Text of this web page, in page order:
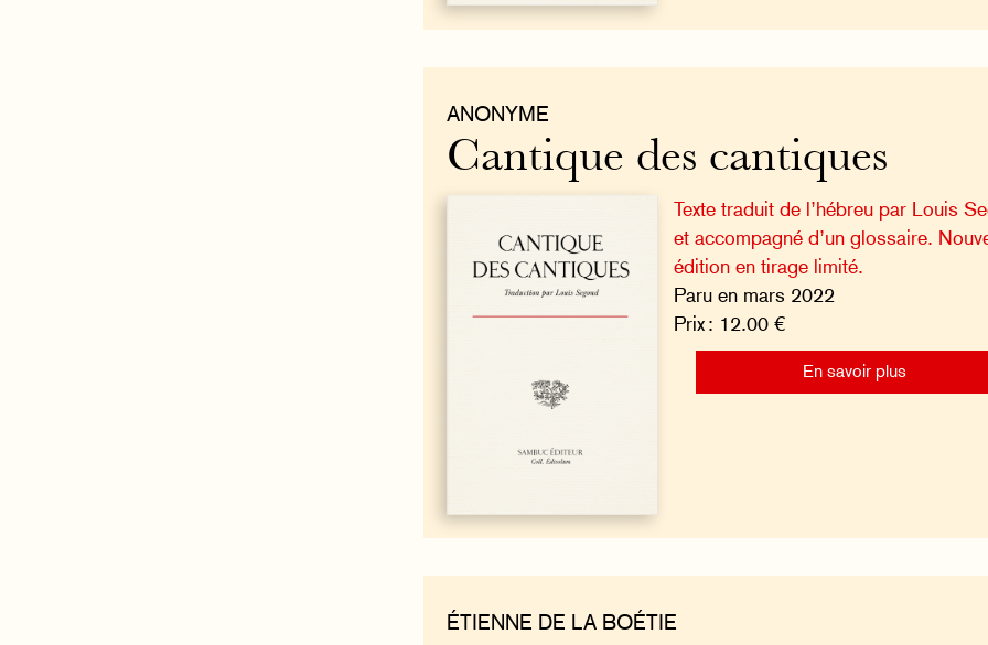
ANONYME
Cantique des cantiques
Texte traduit de l’hébreu par Louis
et accompagné d’un glossaire.
édition en tirage limité.
Paru en mars 2022
Prix : 12.00 €
En savoir plus
ÉTIENNE DE LA BOÉTIE